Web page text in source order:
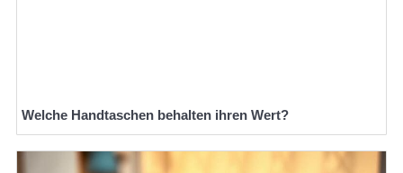
Welche Handtaschen behalten ihren Wert?